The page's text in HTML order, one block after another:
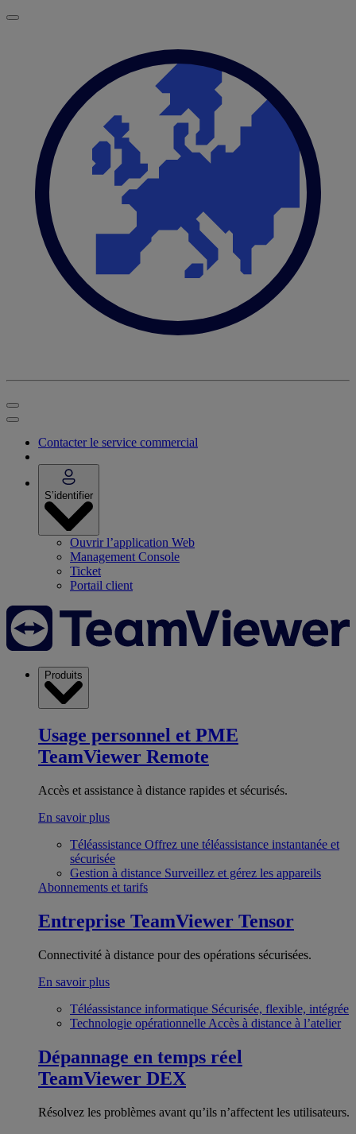
Contacter le service commercial
S’identifier
Ouvrir l’application Web
Management Console
Ticket
Portail client
Produits
Usage personnel et PME
TeamViewer Remote
Accès et assistance à distance rapides et sécurisés.
En savoir plus
Téléassistance Offrez une téléassistance instantanée et
sécurisée
Gestion à distance Surveillez et gérez les appareils
Abonnements et tarifs
Entreprise TeamViewer Tensor
Connectivité à distance pour des opérations sécurisées.
En savoir plus
Téléassistance informatique Sécurisée, flexible, intégrée
Technologie opérationnelle Accès à distance à l’atelier
Dépannage en temps réel
TeamViewer DEX
Résolvez les problèmes avant qu’ils n’affectent les utilisateurs.